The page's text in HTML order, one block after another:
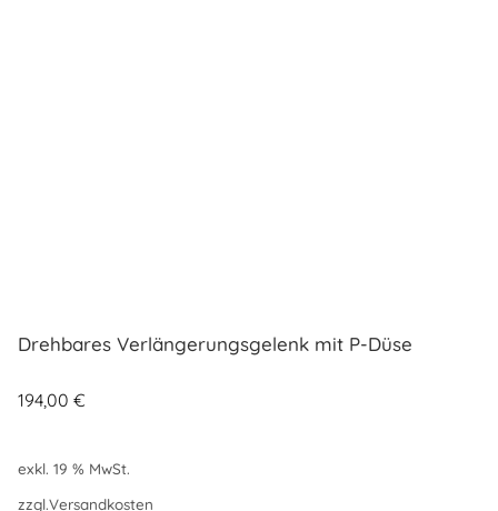
Drehbares Verlängerungsgelenk mit P-Düse
194,00 €
exkl. 19 % MwSt.
zzgl.Versandkosten